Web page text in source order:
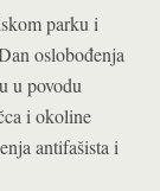
parku i
oslobođenja
u povodu
i okoline
antifašista i